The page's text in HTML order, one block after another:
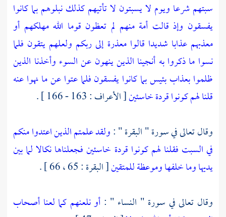
سبتهم شرعا ويوم لا يسبتون لا تأتيهم كذلك نبلوهم بما كانوا
يفسقون وإذ قالت أمة منهم لم تعظون قوما الله مهلكهم أو
معذبهم عذابا شديدا قالوا معذرة إلى ربكم ولعلهم يتقون فلما
نسوا ما ذكروا به أنجينا الذين ينهون عن السوء وأخذنا الذين
ظلموا بعذاب بئيس بما كانوا يفسقون فلما عتوا عن ما نهوا عنه
قلنا لهم كونوا قردة خاسئين[ الأعراف : 163 - 166 ] .
وقال تعالى في سورة " البقرة " :ولقد علمتم الذين اعتدوا منكم
في السبت فقلنا لهم كونوا قردة خاسئين فجعلناها نكالا لما بين
يديها وما خلفها وموعظة للمتقين[ البقرة : 65 ، 66 ] .
وقال تعالى في سورة " النساء " : أو نلعنهم كما لعنا أصحاب